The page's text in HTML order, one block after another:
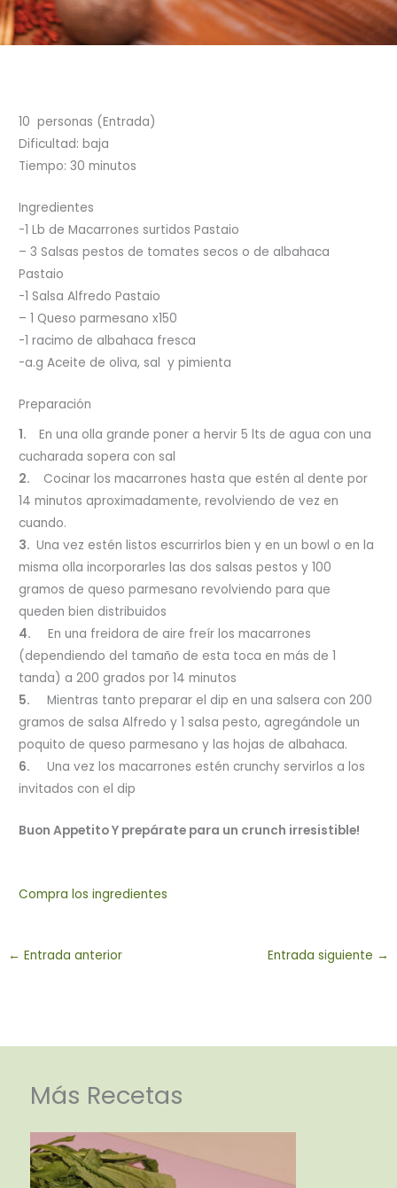
10 personas (Entrada)
Dificultad: baja
Tiempo: 30 minutos
Ingredientes
-1 Lb de Macarrones surtidos Pastaio
– 3 Salsas pestos de tomates secos o de albahaca
Pastaio
-1 Salsa Alfredo Pastaio
– 1 Queso parmesano x150
-1 racimo de albahaca fresca
-a.g Aceite de oliva, sal y pimienta
Preparación
1.
En una olla grande poner a hervir 5 lts de agua con una
cucharada sopera con sal
2.
Cocinar los macarrones hasta que estén al dente por
14 minutos aproximadamente, revolviendo de vez en
cuando.
3. Una vez estén listos escurrirlos bien y en un bowl o en la
misma olla incorporarles las dos salsas pestos y 100
gramos de queso parmesano revolviendo para que
queden bien distribuidos
4.
En una freidora de aire freír los macarrones
(dependiendo del tamaño de esta toca en más de 1
tanda) a 200 grados por 14 minutos
5.
Mientras tanto preparar el dip en una salsera con 200
gramos de salsa Alfredo y 1 salsa pesto, agregándole un
poquito de queso parmesano y las hojas de albahaca.
6.
Una vez los macarrones estén crunchy servirlos a los
invitados con el dip
Buon Appetito Y prepárate para un crunch irresistible!
Compra los ingredientes
← Entrada anterior Entrada siguiente →
Más Recetas